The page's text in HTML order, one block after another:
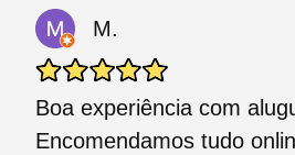
M.
Boa experiência com
Encomendamos tudo